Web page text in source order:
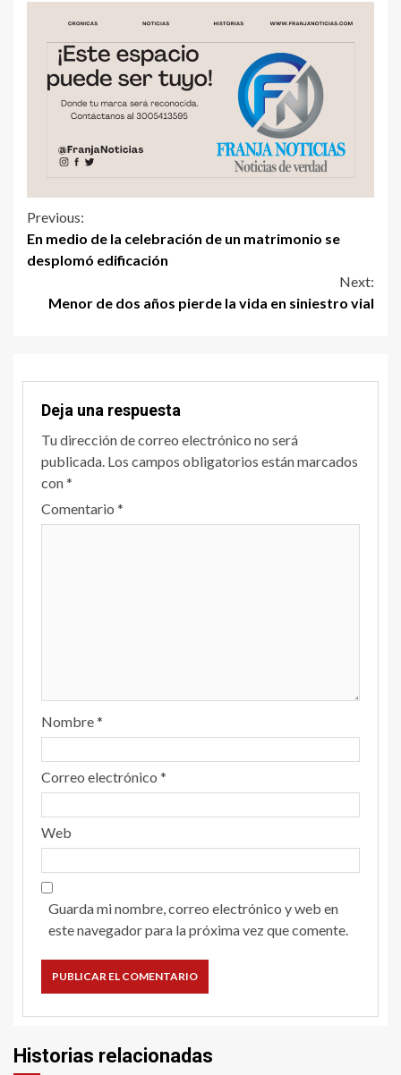
Previous:
En medio de la celebración de un matrimonio se
desplomó edificación
Next:
Menor de dos años pierde la vida en siniestro vial
Deja una respuesta
Tu dirección de correo electrónico no será
publicada. Los campos obligatorios están marcados
con*
Comentario *
Nombre*
Correo electrónico *
Web
Guarda mi nombre, correo electrónico y web en
este navegador para la próxima vez que comente.
Historias relacionadas